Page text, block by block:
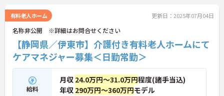
さいませ。
有料老人ホーム 更新日：2025年07月04日
名称非公開 ※詳細はお問合せください
【静岡県／伊東市】介護付き有料老人ホームにて
ケアマネジャー募集＜日勤常勤＞
給料
月収 24.0万円～31.0万円程度(諸手当込)
年収 290万円～360万円モデル